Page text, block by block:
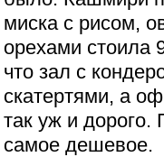
миска с рисом,
орехами стоила
что зал с
скатертями, а
так уж и
самое дешевое.